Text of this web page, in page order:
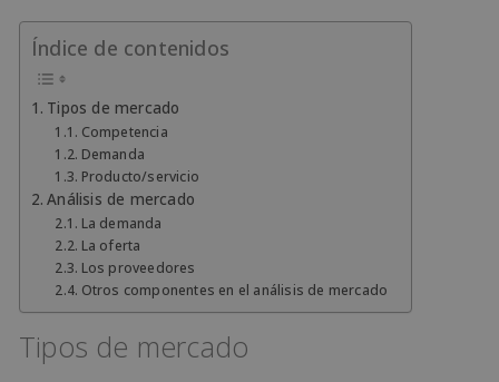
Índice de contenidos
Tipos de mercado
Competencia
Demanda
Producto/servicio
Análisis de mercado
La demanda
La oferta
Los proveedores
Otros componentes en el análisis de mercado
Tipos de mercado